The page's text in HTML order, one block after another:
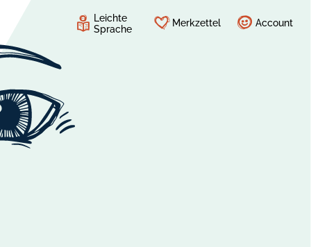
Leichte
Sprache
Merkzettel Account